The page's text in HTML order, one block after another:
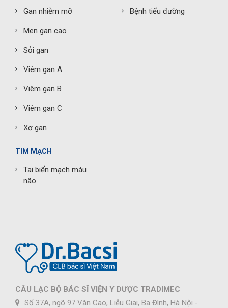
Gan nhiễm mỡ
Men gan cao
Sỏi gan
Viêm gan A
Viêm gan B
Viêm gan C
Xơ gan
Bệnh tiểu đường
TIM MẠCH
Tai biến mạch máu
não
CÂU LẠC BỘ BÁC SĨ VIỆN Y DƯỢC TRADIMEC
Số 37A, ngõ 97 Văn Cao, Liễu Giai, Ba Đình, Hà Nội -